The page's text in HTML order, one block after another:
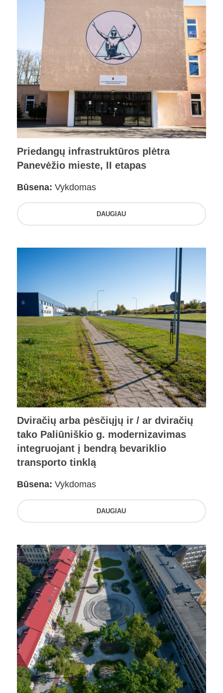
Priedangų infrastruktūros plėtra
Panevėžio mieste, II etapas
Būsena: Vykdomas
DAUGIAU
Dviračių arba pėsčiųjų ir / ar dviračių
tako Paliūniškio g. modernizavimas
integruojant į bendrą bevariklio
transporto tinklą
Būsena: Vykdomas
DAUGIAU